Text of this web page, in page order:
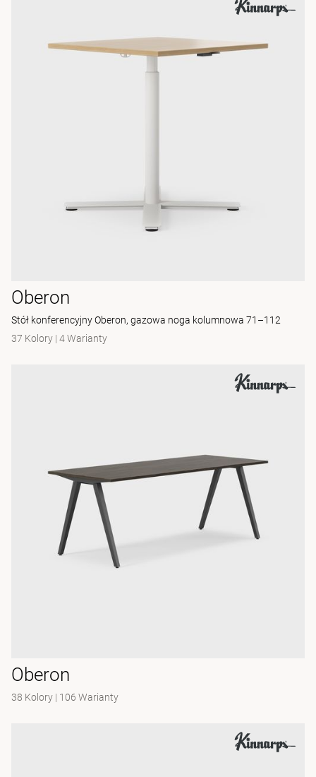
Oberon
Stół konferencyjny Oberon, gazowa noga kolumnowa 71–112
37 Kolory | 4 Warianty
Oberon
38 Kolory | 106 Warianty